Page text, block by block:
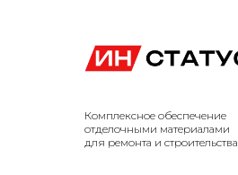
Комплексное обеспечение
отделочными материалами
для ремонта и строительства